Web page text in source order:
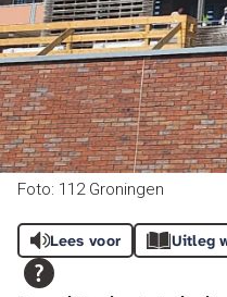
Foto: 112 Groningen
Lees voor Uitleg